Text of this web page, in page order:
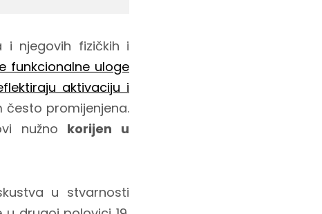
njegovih fizičkih i
funkcionalne uloge
aktivaciju i
često promijenjena.
nužno korijen u
u stvarnosti